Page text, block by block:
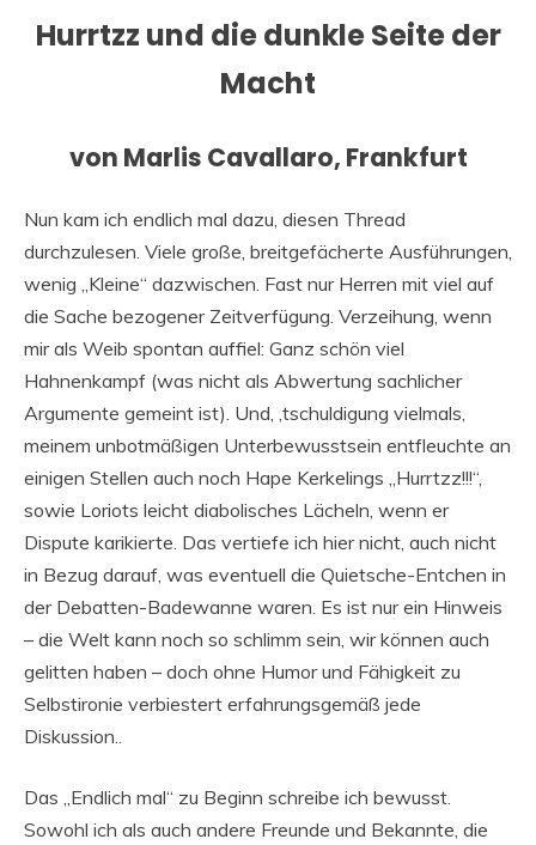
Hurrtzz und die dunkle Seite der
Macht
von Marlis Cavallaro, Frankfurt
Nun kam ich endlich mal dazu, diesen Thread
durchzulesen. Viele große, breitgefächerte Ausführungen,
wenig „Kleine“ dazwischen. Fast nur Herren mit viel auf
die Sache bezogener Zeitverfügung. Verzeihung, wenn
mir als Weib spontan auffiel: Ganz schön viel
Hahnenkampf (was nicht als Abwertung sachlicher
Argumente gemeint ist). Und, ‚tschuldigung vielmals,
meinem unbotmäßigen Unterbewusstsein entfleuchte an
einigen Stellen auch noch Hape Kerkelings „Hurrtzz!!!“,
sowie Loriots leicht diabolisches Lächeln, wenn er
Dispute karikierte. Das vertiefe ich hier nicht, auch nicht
in Bezug darauf, was eventuell die Quietsche-Entchen in
der Debatten-Badewanne waren. Es ist nur ein Hinweis
– die Welt kann noch so schlimm sein, wir können auch
gelitten haben – doch ohne Humor und Fähigkeit zu
Selbstironie verbiestert erfahrungsgemäß jede
Diskussion..
Das „Endlich mal“ zu Beginn schreibe ich bewusst.
Sowohl ich als auch andere Freunde und Bekannte, die